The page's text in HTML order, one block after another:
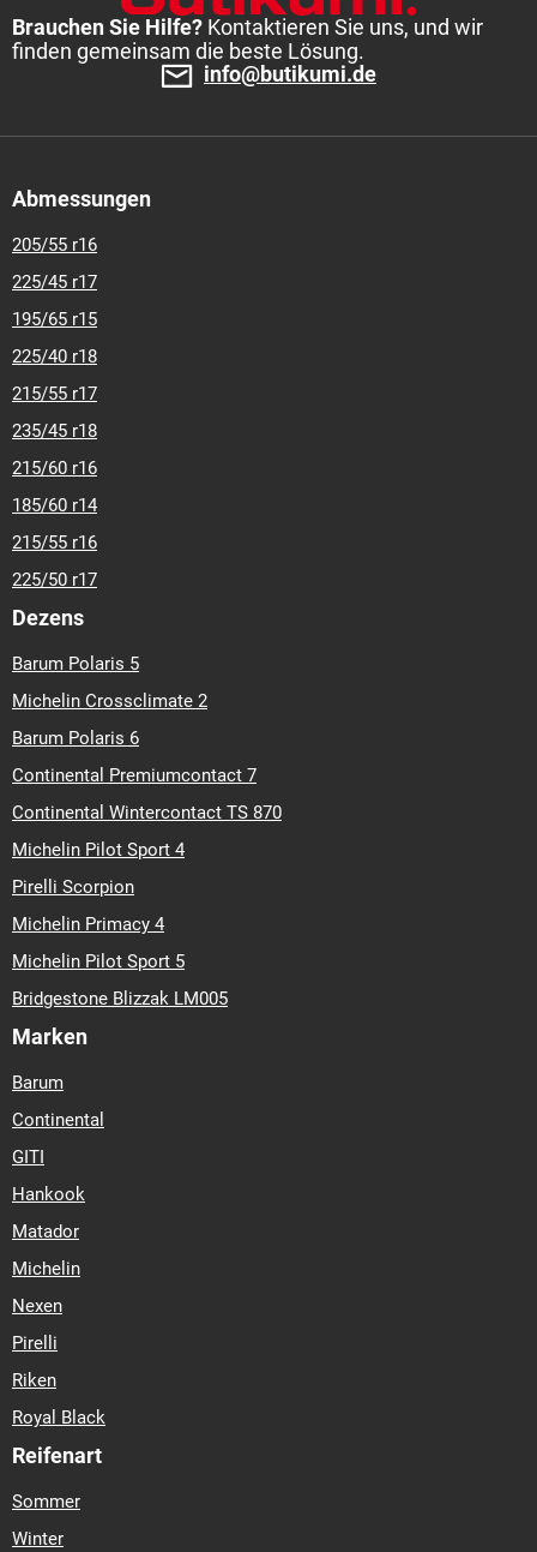
Brauchen Sie Hilfe? Kontaktieren Sie uns, und wir
finden gemeinsam die beste Lösung.
info@butikumi.de
Abmessungen
205/55 r16
225/45 r17
195/65 r15
225/40 r18
215/55 r17
235/45 r18
215/60 r16
185/60 r14
215/55 r16
225/50 r17
Dezens
Barum Polaris 5
Michelin Crossclimate 2
Barum Polaris 6
Continental Premiumcontact 7
Continental Wintercontact TS 870
Michelin Pilot Sport 4
Pirelli Scorpion
Michelin Primacy 4
Michelin Pilot Sport 5
Bridgestone Blizzak LM005
Marken
Barum
Continental
GITI
Hankook
Matador
Michelin
Nexen
Pirelli
Riken
Royal Black
Reifenart
Sommer
Winter